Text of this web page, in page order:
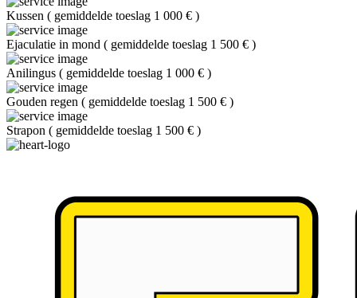
Kussen ( gemiddelde toeslag 1 000 € )
Ejaculatie in mond ( gemiddelde toeslag 1 500 € )
Anilingus ( gemiddelde toeslag 1 000 € )
Gouden regen ( gemiddelde toeslag 1 500 € )
Strapon ( gemiddelde toeslag 1 500 € )